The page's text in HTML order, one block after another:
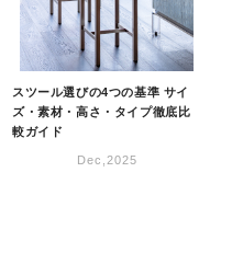
スツール選びの4つの基準 サイ
ズ・素材・高さ・タイプ徹底比
較ガイド
Dec,2025